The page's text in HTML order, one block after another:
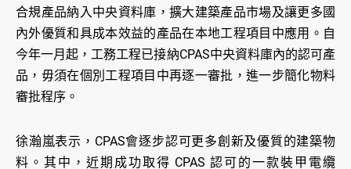
合規產品納入中央資料庫，擴大建築產品市場及讓更多國
內外優質和具成本效益的產品在本地工程項目中應用。自
今年一月起，工務工程已接納CPAS中央資料庫內的認可產
品，毋須在個別工程項目中再逐一審批，進一步簡化物料
審批程序。
徐瀚嵐表示，CPAS會逐步認可更多創新及優質的建築物
料。其中，近期成功取得 CPAS 認可的一款裝甲電纜